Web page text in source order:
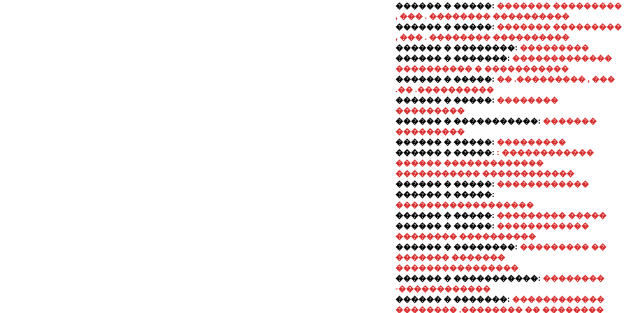
������ � �����: ������� ���������
, ��� . �������� ����������
������ � �����: ������� ���������
, ��� . �������� ����������
������ � ��������: ���������
������ � �������: �������������
���������� � �����������
������ � �����: �� .��������� , ���
.�� .����������
������ � �����: ��������
���������
������ � �����������: �������
���������
������ � �����: ���������
������ � �����: : ������������
������ �������������
����������� ������������
������ � �����: ������������
������ � �����:
������������������
������ � �����: ��������� �����
������ � �����: ������������
�������� ����������
������ � ��������: ��������� ��
������� �������
����������������
������ � �����������: ��������
-������������
������ � �������: ������������
�������� ,�������� �� ��������